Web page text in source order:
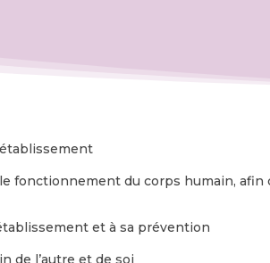
fonctionnement du corps humain,
et à sa prévention
de l’autre et de soi